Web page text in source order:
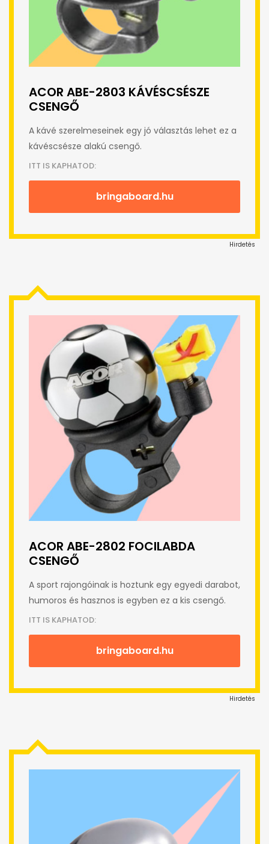
ACOR ABE-2803 KÁVÉSCSÉSZE
CSENGŐ
A kávé szerelmeseinek egy jó választás lehet ez a
kávéscsésze alakú csengő.
ITT IS KAPHATOD:
bringaboard.hu
Hirdetés
ACOR ABE-2802 FOCILABDA
CSENGŐ
A sport rajongóinak is hoztunk egy egyedi darabot,
humoros és hasznos is egyben ez a kis csengő.
ITT IS KAPHATOD:
bringaboard.hu
Hirdetés